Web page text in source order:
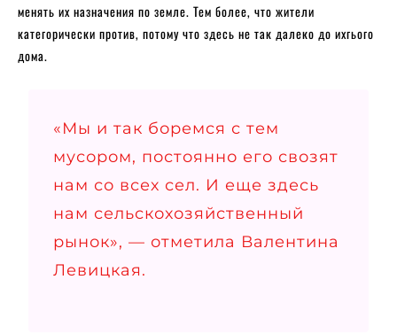
менять их назначения по земле. Тем более, что жители
категорически против, потому что здесь не так далеко до ихгього
дома.
«Мы и так боремся с тем
мусором, постоянно его свозят
нам со всех сел. И еще здесь
нам сельскохозяйственный
рынок», — отметила Валентина
Левицкая.